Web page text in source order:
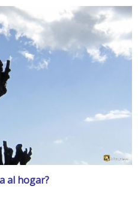
al hogar?